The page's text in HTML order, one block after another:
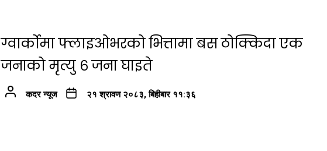
ग्वार्कोमा फ्लाइओभरको भित्तामा बस ठोक्किदा एक
जनाको मृत्यु ६ जना घाइते
कदर न्यूज २१ श्रावण २०८३, बिहीबार ११:३६